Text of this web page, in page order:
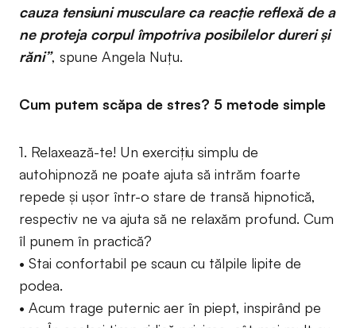
cauza tensiuni musculare ca reacţie reflexă de a
ne proteja corpul împotriva posibilelor dureri şi
răni”, spune Angela Nuţu.
Cum putem scăpa de stres? 5 metode simple
1. Relaxează-te! Un exerciţiu simplu de
autohipnoză ne poate ajuta să intrăm foarte
repede și ușor într-o stare de transă hipnotică,
respectiv ne va ajuta să ne relaxăm profund. Cum
îl punem în practică?
• Stai confortabil pe scaun cu tălpile lipite de
podea.
• Acum trage puternic aer în piept, inspirând pe